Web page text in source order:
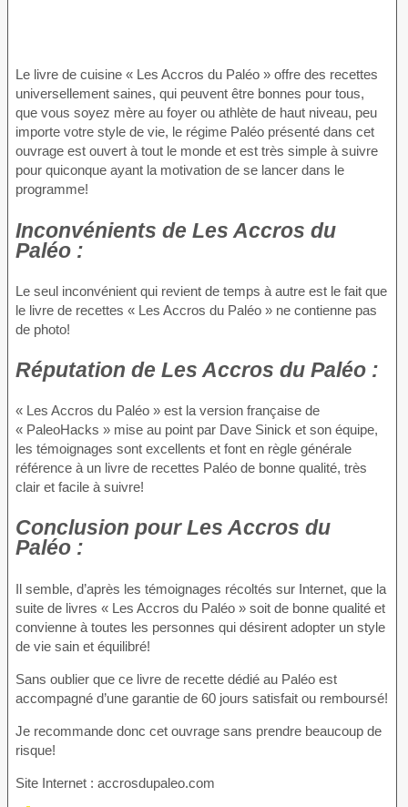
Le livre de cuisine « Les Accros du Paléo » offre des recettes
universellement saines, qui peuvent être bonnes pour tous,
que vous soyez mère au foyer ou athlète de haut niveau, peu
importe votre style de vie, le régime Paléo présenté dans cet
ouvrage est ouvert à tout le monde et est très simple à suivre
pour quiconque ayant la motivation de se lancer dans le
programme!
Inconvénients de Les Accros du
Paléo :
Le seul inconvénient qui revient de temps à autre est le fait que
le livre de recettes « Les Accros du Paléo » ne contienne pas
de photo!
Réputation de Les Accros du Paléo :
« Les Accros du Paléo » est la version française de
« PaleoHacks » mise au point par Dave Sinick et son équipe,
les témoignages sont excellents et font en règle générale
référence à un livre de recettes Paléo de bonne qualité, très
clair et facile à suivre!
Conclusion pour Les Accros du
Paléo :
Il semble, d’après les témoignages récoltés sur Internet, que la
suite de livres « Les Accros du Paléo » soit de bonne qualité et
convienne à toutes les personnes qui désirent adopter un style
de vie sain et équilibré!
Sans oublier que ce livre de recette dédié au Paléo est
accompagné d’une garantie de 60 jours satisfait ou remboursé!
Je recommande donc cet ouvrage sans prendre beaucoup de
risque!
Site Internet : accrosdupaleo.com